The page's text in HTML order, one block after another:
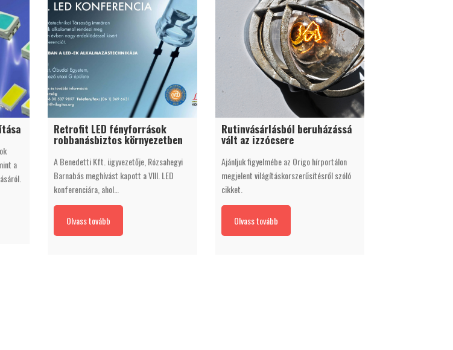
a
Retrofit LED fényforrások
robbanásbiztos környezetben
A Benedetti Kft. ügyvezetője, Rózsahegyi
Barnabás meghívást kapott a VIII. LED
konferenciára, ahol…
Olvass tovább
Rutinvásárlásból beruházássá
vált az izzócsere
Ajánljuk figyelmébe az Origo hírportálon
megjelent világításkorszerűsítésről szóló
cikket.
Olvass tovább